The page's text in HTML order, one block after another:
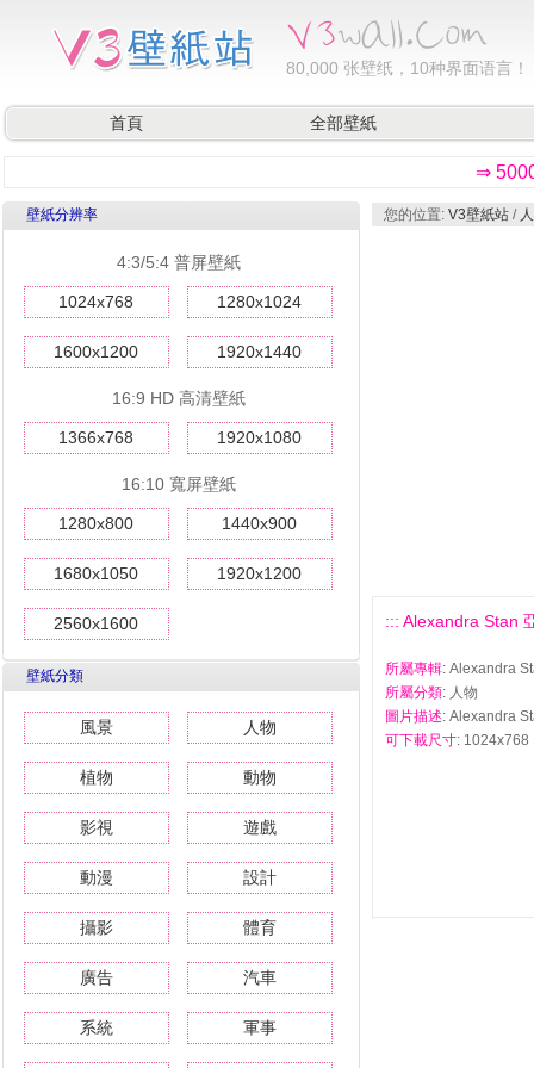
80,000 张壁纸，10种界面语言！
首頁 全部壁紙
⇒
壁紙分辨率
4:3/5:4 普屏壁紙
1024x768 1280x1024
1600x1200 1920x1440
16:9 HD 高清壁紙
1366x768 1920x1080
16:10 寬屏壁紙
1280x800 1440x900
1680x1050 1920x1200
2560x1600
壁紙分類
風景 人物
植物 動物
影視 遊戲
動漫 設計
攝影 體育
廣告 汽車
系統 軍事
您的位置: V3壁紙站 /
::: Alexandra Stan
所屬專輯: Alexandra
所屬分類: 人物
圖片描述: Alexandra
可下載尺寸: